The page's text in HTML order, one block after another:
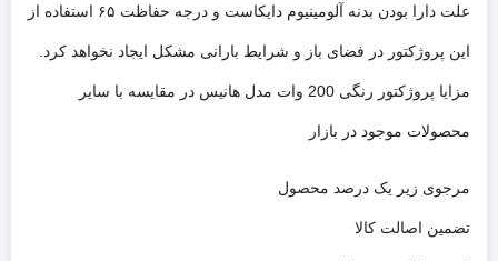
علت دارا بودن بدنه آلومینیوم دایکاست و درجه حفاظت ۶۵ استفاده از
این پروژکتور در فضای باز و شرایط بارانی مشکل ایجاد نخواهد کرد.
مزایا پروژکتور رنگی 200 وات مدل هانیس در مقایسه با سایر
محصولات موجود در بازار
مرجوی زیر یک درصد محصول
تضمین اصالت کالا